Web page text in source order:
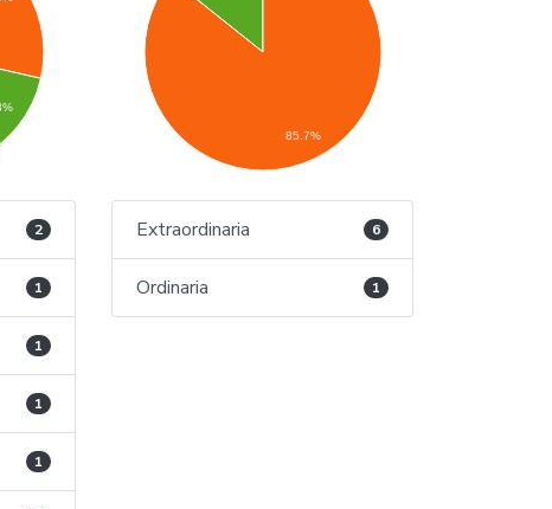
2
1
1
1
1
85.7%
Extraordinaria 6
Ordinaria 1